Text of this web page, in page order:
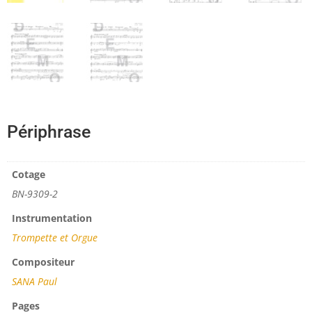
Périphrase
Cotage
BN-9309-2
Instrumentation
Trompette et Orgue
Compositeur
SANA Paul
Pages